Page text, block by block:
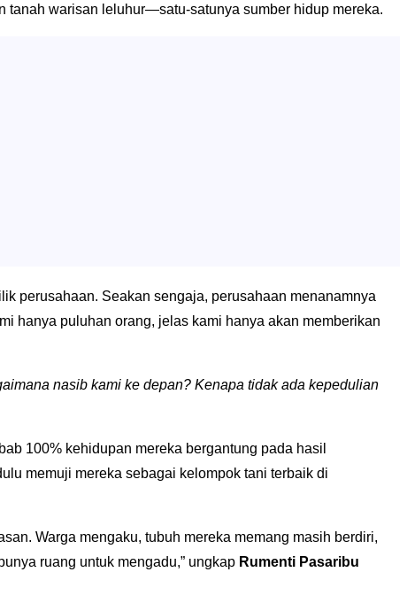
tanah warisan leluhur—satu-satunya sumber hidup mereka.
perusahaan. Seakan sengaja, perusahaan menanamnya
hanya puluhan orang, jelas kami hanya akan memberikan
nasib kami ke depan? Kenapa tidak ada kepedulian
100% kehidupan mereka bergantung pada hasil
memuji mereka sebagai kelompok tani terbaik di
Warga mengaku, tubuh mereka memang masih berdiri,
ruang untuk mengadu,” ungkap Rumenti Pasaribu